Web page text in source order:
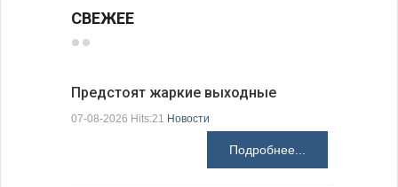
СВЕЖЕЕ
Предстоят жаркие выходные
07-08-2026 Hits:21 Новости
Подробнее...